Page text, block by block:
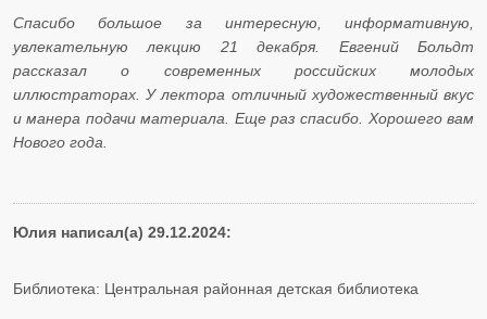
Спасибо большое за интересную, информативную,
увлекательную лекцию 21 декабря. Евгений Больдт
рассказал о современных российских молодых
иллюстраторах. У лектора отличный художественный вкус
и манера подачи материала. Еще раз спасибо. Хорошего вам
Нового года.
Юлия написал(а) 29.12.2024:
Библиотека: Центральная районная детская библиотека